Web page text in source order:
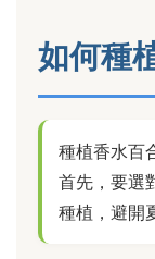
如何種
種植香水百
首先，要選
種植，避開